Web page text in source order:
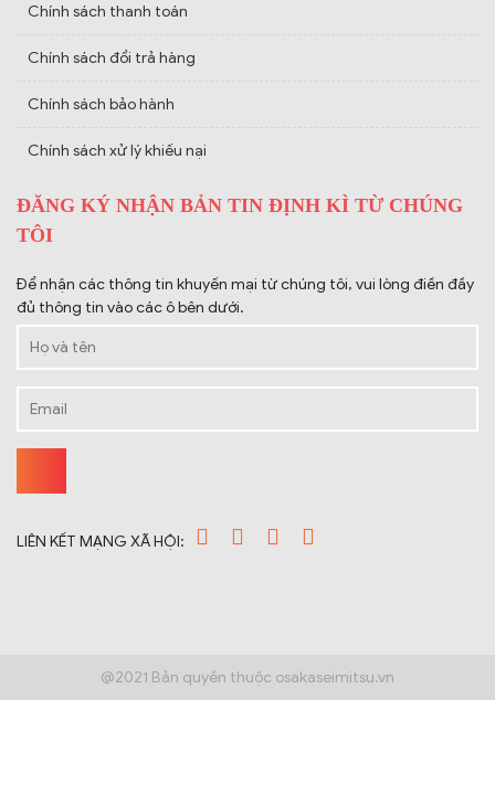
Chính sách thanh toán
Chính sách đổi trả hàng
Chính sách bảo hành
Chính sách xử lý khiếu nại
ĐĂNG KÝ NHẬN BẢN TIN ĐỊNH KÌ TỪ CHÚNG
TÔI
Để nhận các thông tin khuyến mại từ chúng tôi, vui lòng điền đầy
đủ thông tin vào các ô bên dưới.
LIÊN KẾT MẠNG XÃ HỘI:
@2021 Bản quyền thuộc osakaseimitsu.vn